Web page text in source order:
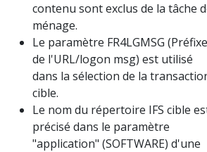
contenu sont exclus de la tâche
ménage.
Le paramètre FR4LGMSG (Préfixe
de l'URL/logon msg) est utilisé
dans la sélection de la
cible.
Le nom du répertoire IFS cible
précisé dans le paramètre
"application" (SOFTWARE) d'une